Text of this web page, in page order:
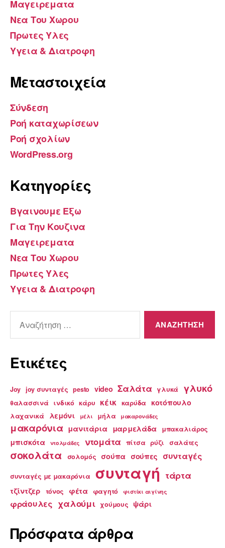
Μαγειρεματα
Νεα Του Χωρου
Πρωτες Υλες
Υγεια & Διατροφη
Μεταστοιχεία
Σύνδεση
Ροή καταχωρίσεων
Ροή σχολίων
WordPress.org
Kατηγορίες
Βγαινουμε Εξω
Για Την Κουζινα
Μαγειρεματα
Νεα Του Χωρου
Πρωτες Υλες
Υγεια & Διατροφη
για:
Ετικέτες
Joy joy συνταγές pesto video Σαλάτα γλυκά γλυκό
θαλασσινά ινδικό κάρυ κέικ καρύδα κοτόπουλο
λαχανικά λεμόνι μέλι μήλα μακαρονάδες
μακαρόνια μανιτάρια μαρμελάδα μπακαλιάρος
μπισκότα ντολμάδες ντομάτα πίτσα ρύζι σαλάτες
σοκολάτα σολομός σούπα σούπες συνταγές
συνταγές με μακαρόνια συνταγή τάρτα
τζίντζερ τόνος φέτα φαγητό φιστίκι αιγίνης
φράουλες χαλούμι χούμους ψάρι
Πρόσφατα άρθρα